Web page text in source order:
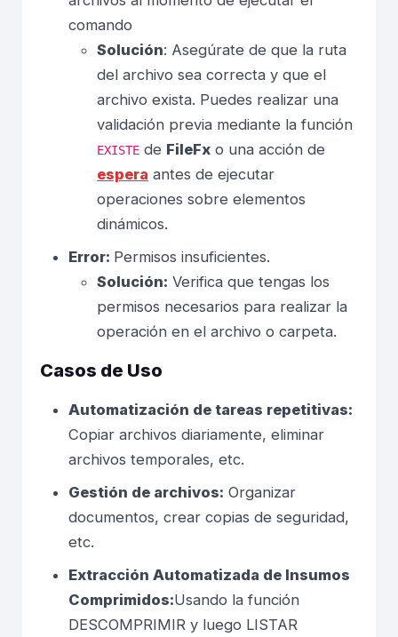
comando
Solución: Asegúrate de que la ruta
del archivo sea correcta y que el
archivo exista. Puedes realizar una
validación previa mediante la función
EXISTE de FileFx o una acción de
espera antes de ejecutar
operaciones sobre elementos
dinámicos.
Error: Permisos insuficientes.
Solución: Verifica que tengas los
permisos necesarios para realizar la
operación en el archivo o carpeta.
Casos de Uso
Automatización de tareas repetitivas:
Copiar archivos diariamente, eliminar
archivos temporales, etc.
Gestión de archivos: Organizar
documentos, crear copias de seguridad,
etc.
Extracción Automatizada de Insumos
Comprimidos:Usando la función
DESCOMPRIMIR y luego LISTAR